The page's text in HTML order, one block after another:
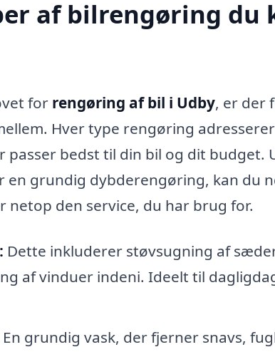
af bilrengøring du
for rengøring af bil i Udby, er der
Hver type rengøring
passer bedst til din bil og dit budget.
en grundig dybderengøring, kan du
den service, du har brug for.
Dette inkluderer støvsugning af
af vinduer indeni. Ideelt til
En grundig vask, der fjerner snavs,